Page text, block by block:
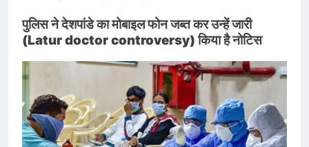
पुलिस ने देशपांडे का मोबाइल फोन जब्त कर उन्हें जारी
(Latur doctor controversy) किया है नोटिस